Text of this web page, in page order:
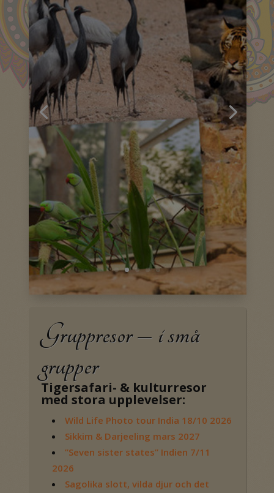
Gruppresor – i små
grupper
Tigersafari- & kulturresor
med stora upplevelser:
Wild Life Photo tour India 18/10 2026
Sikkim & Darjeeling mars 2027
”Seven sister states” Indien 7/11
2026
Sagolika slott, vilda djur och det